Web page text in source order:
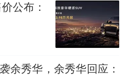
公布：
余秀华，余秀华回应：